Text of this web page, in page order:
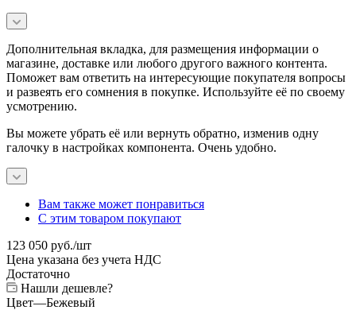
Дополнительная вкладка, для размещения информации о
магазине, доставке или любого другого важного контента.
Поможет вам ответить на интересующие покупателя вопросы
и развеять его сомнения в покупке. Используйте её по своему
усмотрению.
Вы можете убрать её или вернуть обратно, изменив одну
галочку в настройках компонента. Очень удобно.
Вам также может понравиться
С этим товаром покупают
123 050 руб./шт
Цена указана без учета НДС
Достаточно
Нашли дешевле?
Цвет—Бежевый